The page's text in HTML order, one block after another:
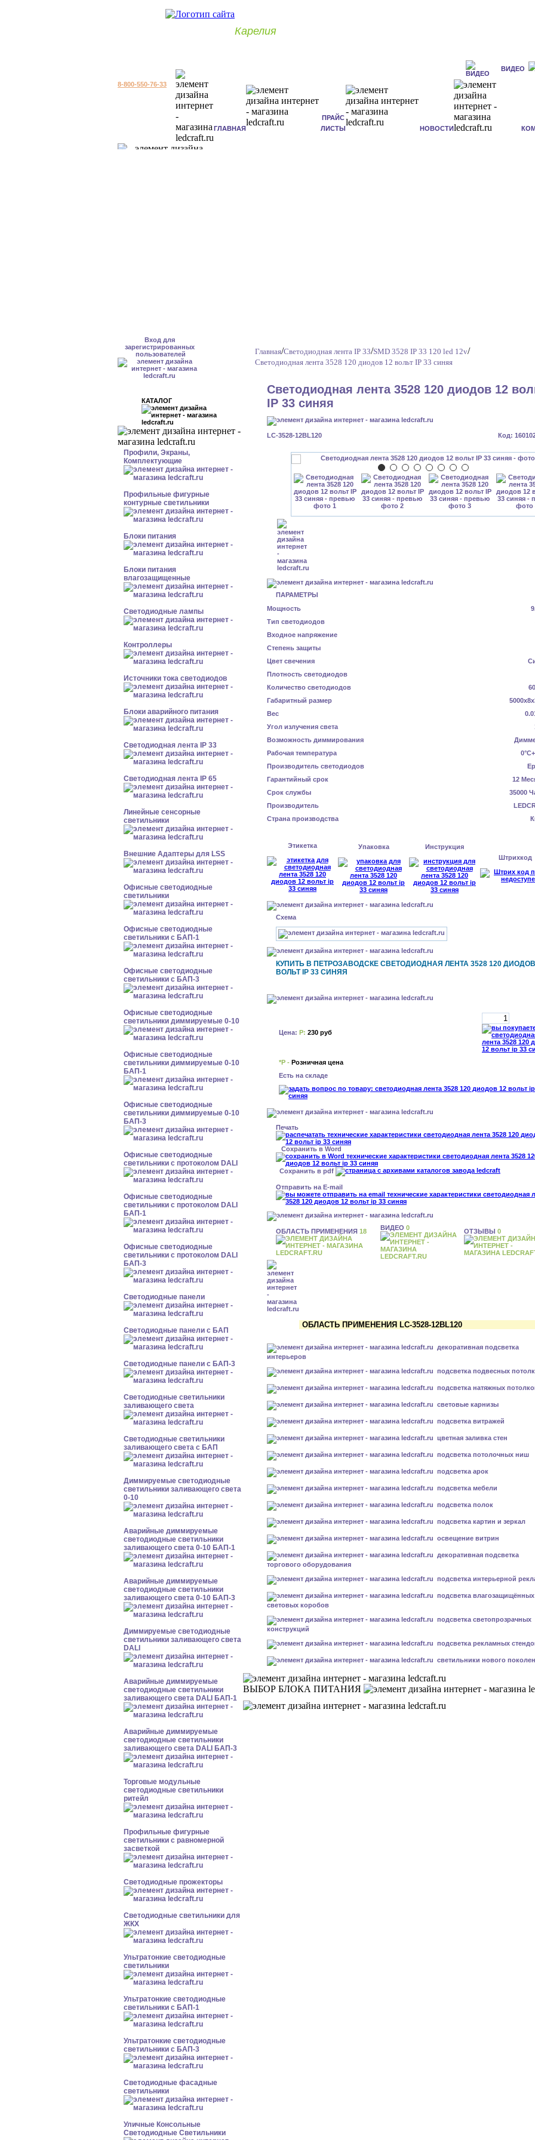
Карелия
ВИДЕО
8-800-550-76-33
ГЛАВНАЯ
ПРАЙС
ЛИСТЫ
НОВОСТИ
Вход для
зарегистрированных
пользователей
КАТАЛОГ
Профили, Экраны,
Комплектующие
Профильные фигурные
контурные светильники
Блоки питания
Блоки питания
влагозащищенные
Светодиодные лампы
Контроллеры
Источники тока светодиодов
Блоки аварийного питания
Светодиодная лента IP 33
Светодиодная лента IP 65
Линейные сенсорные
светильники
Внешние Адаптеры для LSS
Офисные светодиодные
светильники
Офисные светодиодные
светильники с БАП-1
Офисные светодиодные
светильники с БАП-3
Офисные светодиодные
светильники диммируемые 0-10
Офисные светодиодные
светильники диммируемые 0-10
БАП-1
Офисные светодиодные
светильники диммируемые 0-10
БАП-3
Офисные светодиодные
светильники с протоколом DALI
Офисные светодиодные
светильники с протоколом DALI
БАП-1
Офисные светодиодные
светильники с протоколом DALI
БАП-3
Cветодиодные панели
Cветодиодные панели с БАП
Cветодиодные панели с БАП-3
Светодиодные светильники
заливающего света
Светодиодные светильники
заливающего света с БАП
Диммируемые светодиодные
светильники заливающего света
0-10
Аварийные диммируемые
светодиодные светильники
заливающего света 0-10 БАП-1
Аварийные диммируемые
светодиодные светильники
заливающего света 0-10 БАП-3
Диммируемые светодиодные
светильники заливающего света
DALI
Аварийные диммируемые
светодиодные светильники
заливающего света DALI БАП-1
Аварийные диммируемые
светодиодные светильники
заливающего света DALI БАП-3
Торговые модульные
светодиодные светильники
ритейл
Профильные фигурные
светильники с равномерной
засветкой
Светодиодные прожекторы
Светодиодные светильники для
ЖКХ
Ультратонкие светодиодные
светильники
Ультратонкие светодиодные
светильники с БАП-1
Ультратонкие светодиодные
светильники с БАП-3
Светодиодные фасадные
светильники
Уличные Консольные
Светодиодные Светильники
Главная/Светодиодная лента IP 33/SMD 3528 IP 33 120 led 12v/
Светодиодная лента 3528 120 диодов 12 вольт IP 33 синяя
Светодиодная лента 3528 120 диодов 12
IP 33 синяя
Код:
LC-3528-12BL120
ПАРАМЕТРЫ
Мощность
Тип светодиодов
Входное напряжение
Степень защиты
Цвет свечения
Плотность светодиодов
Количество светодиодов
Габаритный размер
Вес
Угол излучения света
Возможность диммирования
Рабочая температура
Производитель светодиодов
Гарантийный срок
12
Срок службы
35000
Производитель
Страна производства
Этикетка
Упаковка
Инструкция
Штрихкод
Схема
КУПИТЬ В ПЕТРОЗАВОДСКЕ СВЕТОДИОДНАЯ ЛЕНТА 3528 120
ВОЛЬТ IP 33 СИНЯЯ
Цена: Р: 230 руб
*Р - Розничная цена
Есть на складе
Печать
Сохранить в Word
Сохранить в pdf
Отправить на E-mail
ОБЛАСТЬ ПРИМЕНЕНИЯ 18 ВИДЕО 0 ОТЗЫВЫ 0
ОБЛАСТЬ ПРИМЕНЕНИЯ LC-3528-12BL120
декоративная подсветка
интерьеров
подсветка подвесных
подсветка натяжных
световые карнизы
подсветка витражей
цветная заливка стен
подсветка потолочных ниш
подсветка арок
подсветка мебели
подсветка полок
подсветка картин и зеркал
освещение витрин
декоративная подсветка
торгового оборудования
подсветка интерьерной
подсветка влагозащищённых
световых коробов
подсветка светопрозрачных
конструкций
подсветка рекламных
светильники нового
ВЫБОР БЛОКА ПИТАНИЯ